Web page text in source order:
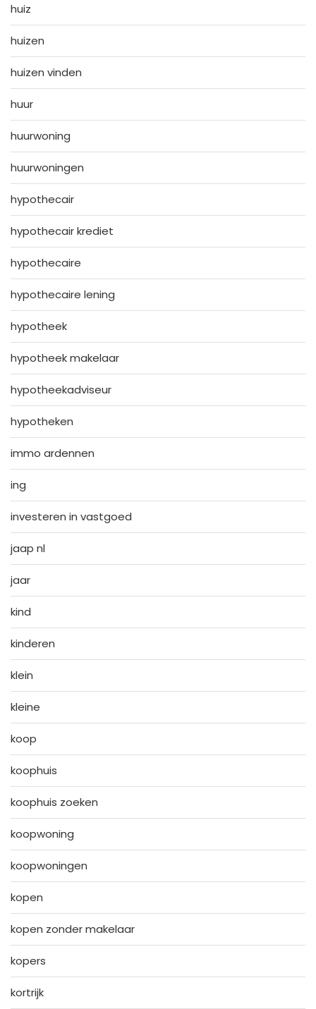
huiz
huizen
huizen vinden
huur
huurwoning
huurwoningen
hypothecair
hypothecair krediet
hypothecaire
hypothecaire lening
hypotheek
hypotheek makelaar
hypotheekadviseur
hypotheken
immo ardennen
ing
investeren in vastgoed
jaap nl
jaar
kind
kinderen
klein
kleine
koop
koophuis
koophuis zoeken
koopwoning
koopwoningen
kopen
kopen zonder makelaar
kopers
kortrijk